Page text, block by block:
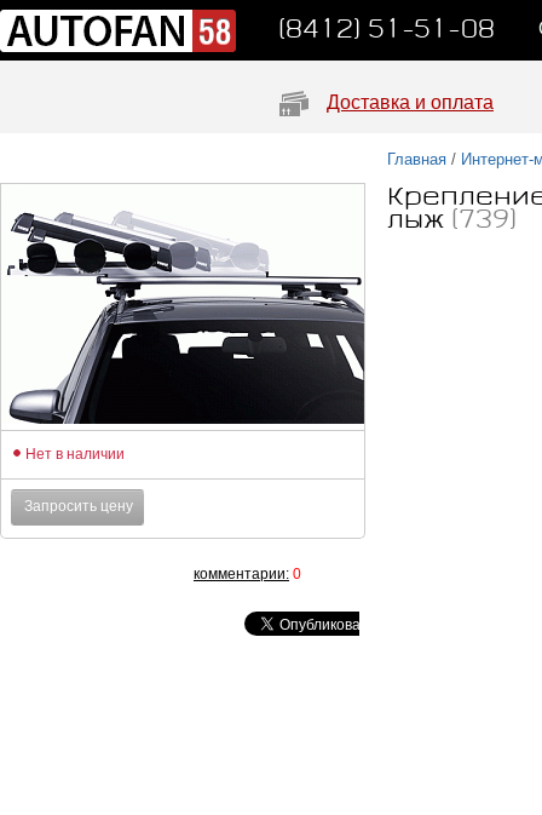
(8412) 51-51-08
Доставка и оплата
Главная / Интернет-
лыж (739)
Нет в наличии
Запросить цену
комментарии: 0